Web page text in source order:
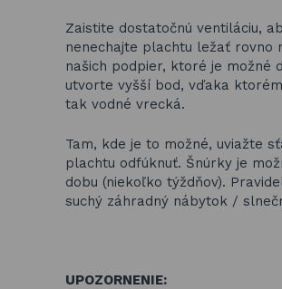
Zaistite dostatočnú ventiláciu,
nenechajte plachtu ležať rovno
našich podpier, ktoré je možné
utvorte vyšší bod, vďaka
tak vodné vrecká.
Tam, kde je to možné, uviažte
plachtu odfúknuť. Šnúrky je
dobu (niekoľko týždňov).
suchý záhradný nábytok /
UPOZORNENIE: